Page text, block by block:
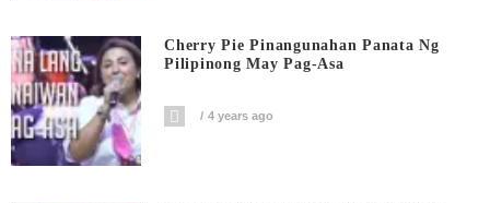
Cherry Pie Pinangunahan Panata Ng
Pilipinong May Pag-Asa
4 years ago